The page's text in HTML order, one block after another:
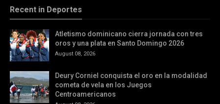
Recent in Deportes
Atletismo dominicano cierra jornada con tres
oros y una plata en Santo Domingo 2026
August 08, 2026
Deury Corniel conquista el oro en la modalidad
cometa de vela en los Juegos
Centroamericanos